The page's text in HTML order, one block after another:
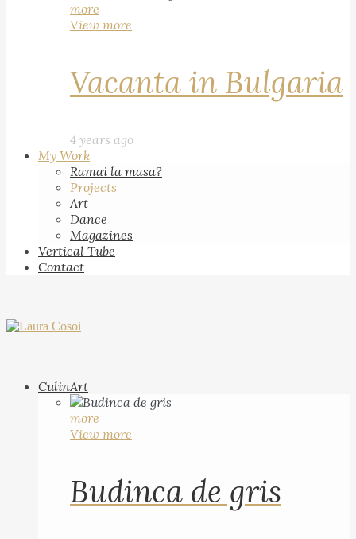
more
View more
Vacanta in Bulgaria
4 years ago
My Work
Ramai la masa?
Projects
Art
Dance
Magazines
Vertical Tube
Contact
CulinArt
more
View more
Budinca de gris